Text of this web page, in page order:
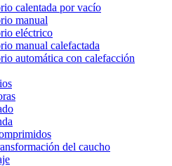
calentada por vacío
manual
eléctrico
manual calefactada
automática con calefacción
del caucho